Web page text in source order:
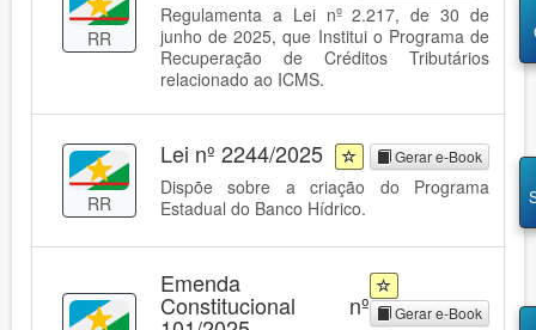
RR
Regulamenta a Lei nº 2.217, de 30 de
junho de 2025, que Institui o Programa de
Recuperação de Créditos Tributários
relacionado ao ICMS.
RR
Lei nº 2244/2025 Gerar e-Book
Dispõe sobre a criação do Programa
Estadual do Banco Hídrico.
Emenda
Constitucional nº Gerar e-Book